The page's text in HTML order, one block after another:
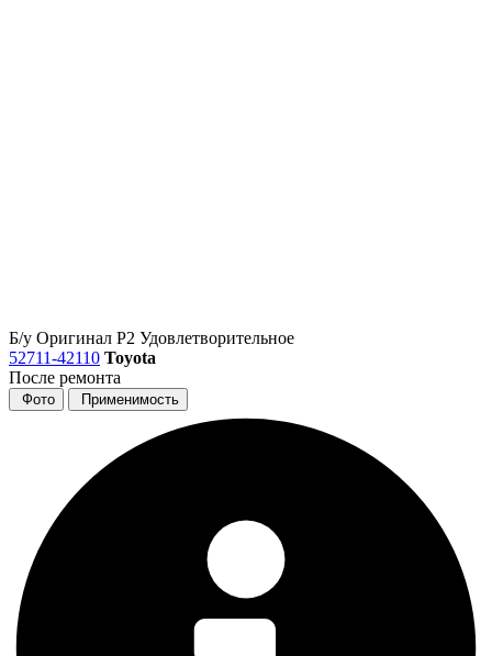
Б/у Оригинал Р2 Удовлетворительное
52711-42110 Toyota
После ремонта
Фото Применимость